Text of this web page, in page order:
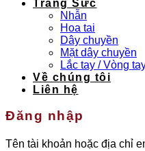
Trang Sức
Nhẫn
Hoa tai
Dây chuyền
Mặt dây chuyền
Lắc tay / Vòng
Về chúng tôi
Liên hệ
Đăng nhập
Tên tài khoản hoặc địa chỉ